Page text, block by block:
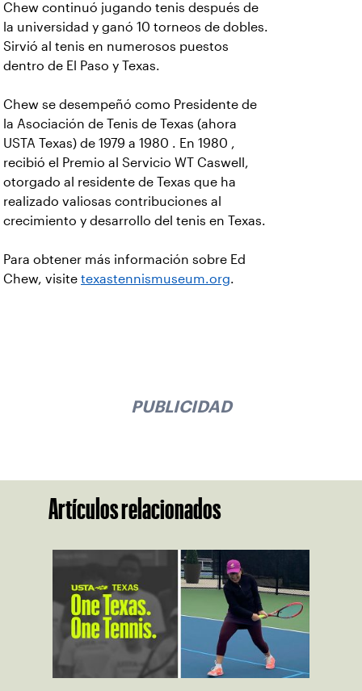
Chew continuó jugando tenis después de
la universidad y ganó 10 torneos de dobles.
Sirvió al tenis en numerosos puestos
dentro de El Paso y Texas.
Chew se desempeñó como Presidente de
la Asociación de Tenis de Texas (ahora
USTA Texas) de 1979 a 1980 . En 1980 ,
recibió el Premio al Servicio WT Caswell,
otorgado al residente de Texas que ha
realizado valiosas contribuciones al
crecimiento y desarrollo del tenis en Texas.
Para obtener más información sobre Ed
Chew, visite texastennismuseum.org.
PUBLICIDAD
Artículos relacionados